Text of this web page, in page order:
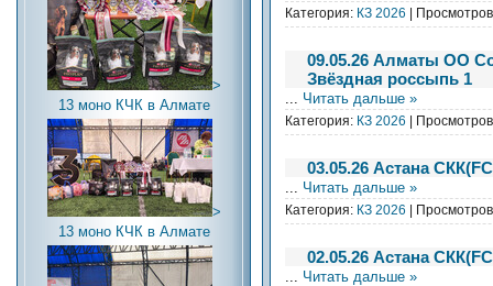
>
13 моно КЧК в Алмате
>
13 моно КЧК в Алмате
Категория: КЗ 2026 |
09.05.26 Алматы ОО
Звёздная россыпь 1
Читать дальше »
Категория: КЗ 2026 |
03.05.26 Астана
Читать дальше »
Категория: КЗ 2026 |
02.05.26 Астана
Читать дальше »